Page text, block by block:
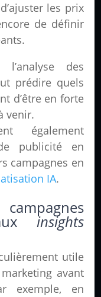
les prix
de définir
des
prédire quels
d’être en forte
venir.
également
publicité en
campagnes en
IA.
insights
utile
avant
exemple, en